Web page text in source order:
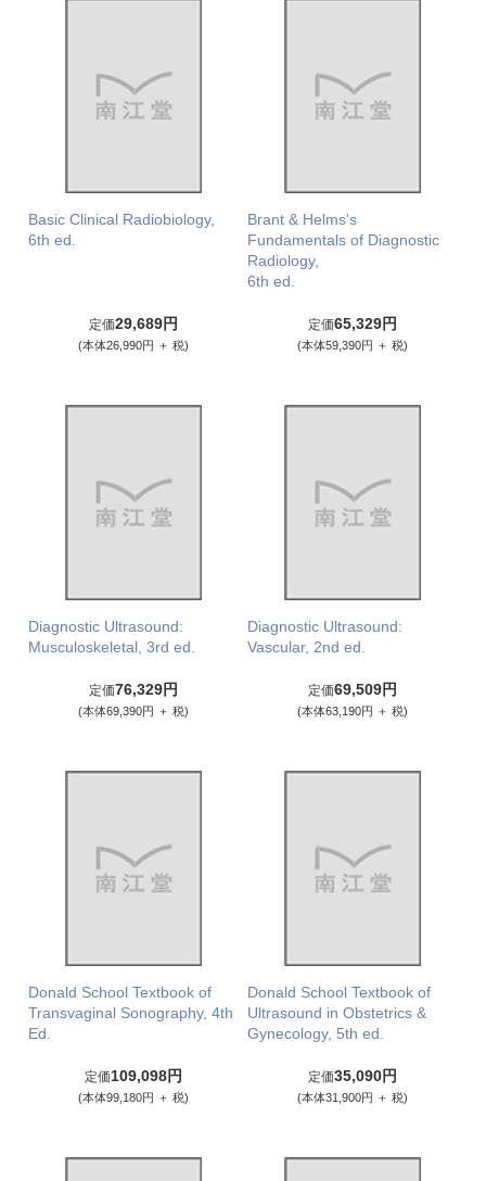
Basic Clinical Radiobiology,
6th ed.
定価29,689円
(本体26,990円 ＋ 税)
Brant & Helms's
Fundamentals of Diagnostic
Radiology,
6th ed.
定価65,329円
(本体59,390円 ＋ 税)
Diagnostic Ultrasound:
Musculoskeletal, 3rd ed.
定価76,329円
(本体69,390円 ＋ 税)
Diagnostic Ultrasound:
Vascular, 2nd ed.
定価69,509円
(本体63,190円 ＋ 税)
Donald School Textbook of
Transvaginal Sonography, 4th
Ed.
定価109,098円
(本体99,180円 ＋ 税)
Donald School Textbook of
Ultrasound in Obstetrics &
Gynecology, 5th ed.
定価35,090円
(本体31,900円 ＋ 税)